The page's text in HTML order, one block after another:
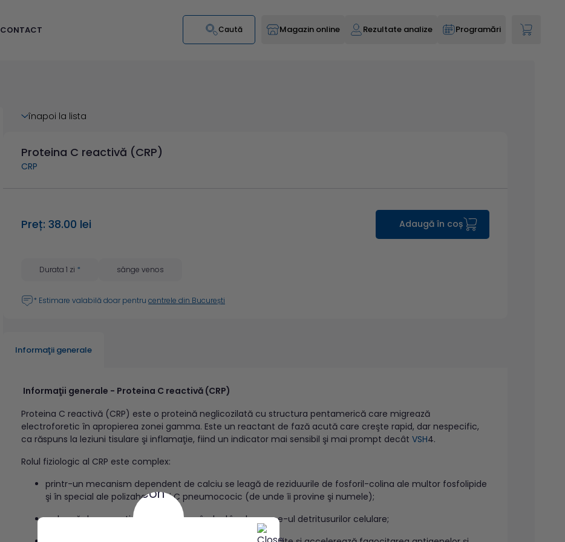
CONTACT Caută Magazin online Rezultate analize Programări
înapoi la lista
Proteina C reactivă (CRP)
CRP
Preț: 38.00 lei Adaugă în coș
Durata 1 zi * sânge venos
* Estimare valabilă doar pentru centrele din București
Informaţii generale
Informaţii generale - Proteina C reactivă (CRP)
Proteina C reactivă (CRP) este o proteină neglicozilată cu structura pentamerică care migrează
electroforetic în apropierea zonei gamma. Este un reactant de fază acută care creşte rapid, dar nespecific,
ca răspuns la leziuni tisulare şi inflamaţie, fiind un indicator mai sensibil şi mai prompt decât VSH4.
Rolul fiziologic al CRP este complex:
printr-un mecanism dependent de calciu se leagă de reziduurile de fosforil-colina ale multor fosfolipide
şi în special ale polizaharidului C pneumococic (de unde îi provine şi numele);
se leagă de cromatină şi histone, având rol în clearance-ul detritusurilor celulare;